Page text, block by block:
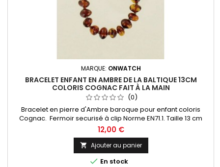
MARQUE: ONWATCH
BRACELET ENFANT EN AMBRE DE LA BALTIQUE 13CM
COLORIS COGNAC FAIT À LA MAIN
(0)
Bracelet en pierre d'Ambre baroque pour enfant coloris
Cognac. Fermoir securisé à clip Norme EN71.1. Taille 13 cm
environ fermoir inclus. Nous vous proposons toute une
collection de bijoux en ambre provenants de la mer Baltique,
l'ambre le plus réputé au monde ! Comme pour tous les
bijoux pour enfant, il doit être porté en présence d’un adulte.
12,00 €
 Ajouter au panier
 En stock